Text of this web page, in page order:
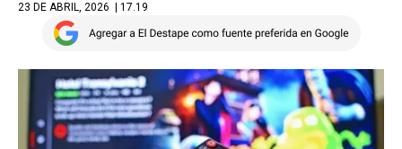
23 DE ABRIL, 2026 | 17.19